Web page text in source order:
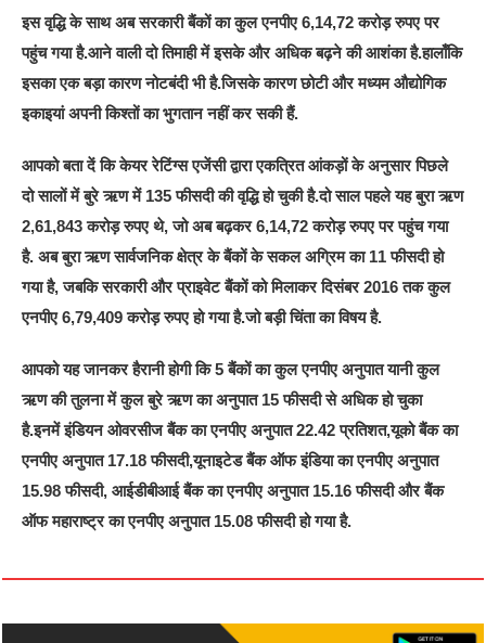
इस वृद्धि के साथ अब सरकारी बैंकों का कुल एनपीए 6,14,72 करोड़ रुपए पर
पहुंच गया है.आने वाली दो तिमाही में इसके और अधिक बढ़ने की आशंका है.हालाँकि
इसका एक बड़ा कारण नोटबंदी भी है.जिसके कारण छोटी और मध्यम औद्योगिक
इकाइयां अपनी किश्तों का भुगतान नहीं कर सकी हैं.
आपको बता दें कि केयर रेटिंग्स एजेंसी द्वारा एकत्रित आंकड़ों के अनुसार पिछले
दो सालों में बुरे ऋण में 135 फीसदी की वृद्धि हो चुकी है.दो साल पहले यह बुरा ऋण
2,61,843 करोड़ रुपए थे, जो अब बढ़कर 6,14,72 करोड़ रुपए पर पहुंच गया
है. अब बुरा ऋण सार्वजनिक क्षेत्र के बैंकों के सकल अग्रिम का 11 फीसदी हो
गया है, जबकि सरकारी और प्राइवेट बैंकों को मिलाकर दिसंबर 2016 तक कुल
एनपीए 6,79,409 करोड़ रुपए हो गया है.जो बड़ी चिंता का विषय है.
आपको यह जानकर हैरानी होगी कि 5 बैंकों का कुल एनपीए अनुपात यानी कुल
ऋण की तुलना में कुल बुरे ऋण का अनुपात 15 फीसदी से अधिक हो चुका
है.इनमें इंडियन ओवरसीज बैंक का एनपीए अनुपात 22.42 प्रतिशत,यूको बैंक का
एनपीए अनुपात 17.18 फीसदी,यूनाइटेड बैंक ऑफ इंडिया का एनपीए अनुपात
15.98 फीसदी, आईडीबीआई बैंक का एनपीए अनुपात 15.16 फीसदी और बैंक
ऑफ महाराष्ट्र का एनपीए अनुपात 15.08 फीसदी हो गया है.